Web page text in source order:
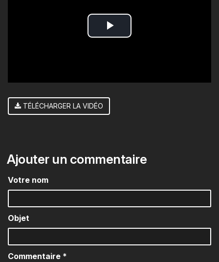
Play
TÉLÉCHARGER LA VIDÉO
Ajouter un commentaire
Votre nom
Objet
Commentaire *